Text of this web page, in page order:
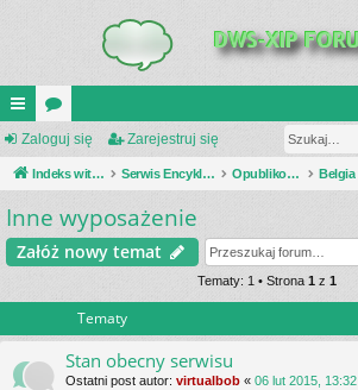
UI
C
K
_L
or
a
Zaloguj się Zarejestruj się
Indeks witryny Serwis Encyklopedia Uzbrojenia Opublikowane zestawienia Belgia
Inne wyposażenie
Załóż nowy temat
Tematy: 1 • Strona 1 z 1
Tematy
Stan obecny serwisu
Ostatni post autor: virtualbob « 06 lut 2015, 13:32